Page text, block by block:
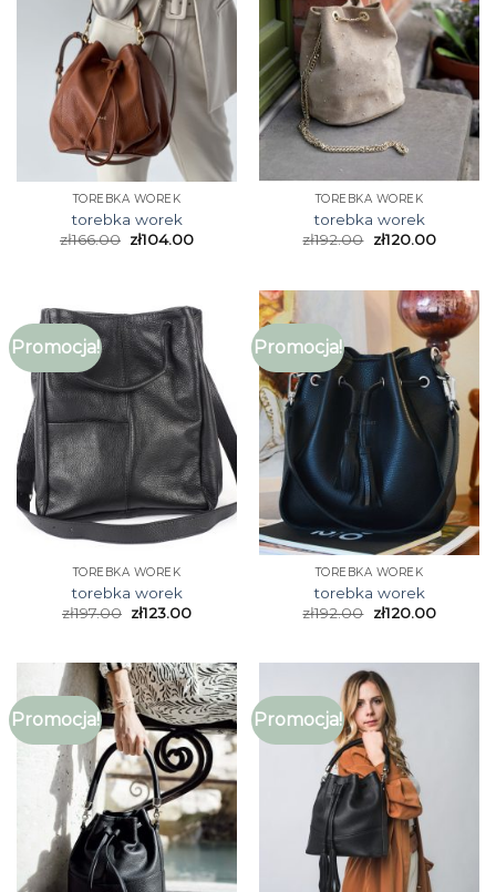
TOREBKA WOREK
torebka worek
zł166.00 zł104.00
TOREBKA WOREK
torebka worek
zł192.00 zł120.00
Promocja!
TOREBKA WOREK
torebka worek
zł197.00 zł123.00
Promocja!
TOREBKA WOREK
torebka worek
zł192.00 zł120.00
Promocja! Promocja!